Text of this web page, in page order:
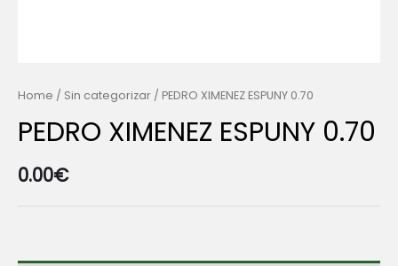
Home / Sin categorizar / PEDRO XIMENEZ ESPUNY 0.70
PEDRO XIMENEZ ESPUNY 0.70
0.00€